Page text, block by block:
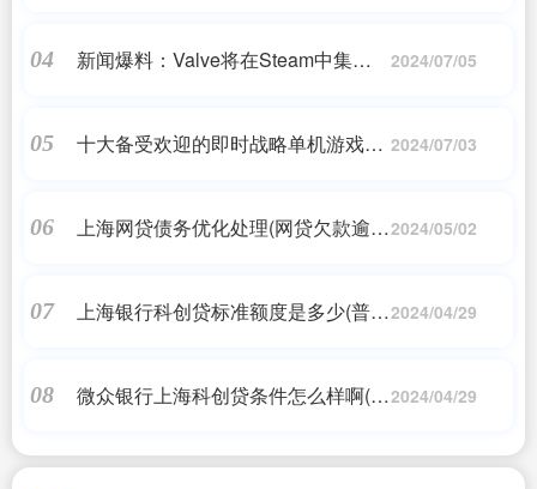
04
新闻爆料：Valve将在Steam中集成安
2024/07/05
05
十大备受欢迎的即时战略单机游戏推 2024/07/03
06
上海网贷债务优化处理(网贷欠款逾期2024/05/02
07
上海银行科创贷标准额度是多少(普苏2024/04/29
08
微众银行上海科创贷条件怎么样啊(微2024/04/29